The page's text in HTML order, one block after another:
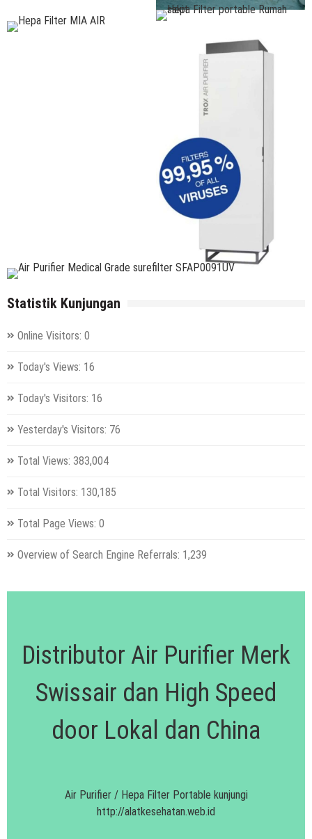
Statistik Kunjungan
Online Visitors: 0
Today's Views: 16
Today's Visitors: 16
Yesterday's Visitors: 76
Total Views: 383,004
Total Visitors: 130,185
Total Page Views: 0
Overview of Search Engine Referrals: 1,239
Distributor Air Purifier Merk
Swissair dan High Speed
door Lokal dan China
Air Purifier / Hepa Filter Portable kunjungi
http://alatkesehatan.web.id